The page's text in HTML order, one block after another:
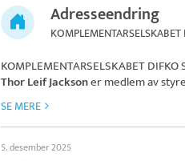
Adresseendring
KOMPLEMENTARSELSKABET
Thor Leif Jacksoner medlem av
SE MERE
5. desember 2025